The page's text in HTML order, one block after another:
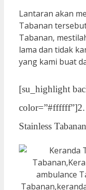
Lantaran akan
Tabanan
Tabanan,
lama dan tidak
yang kami buat
[su_highlight
Stainless